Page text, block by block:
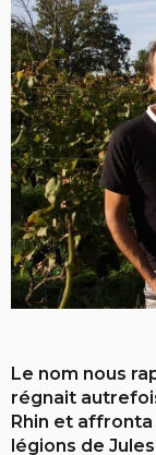
Le nom nous
régnait
Rhin et
légions de